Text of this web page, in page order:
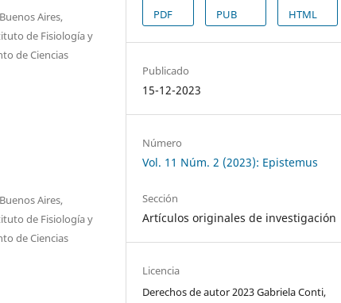
Aires,
de Fisiología y
de Ciencias
Aires,
de Fisiología y
de Ciencias
PDF
PUB
HTML
Publicado
15-12-2023
Número
Vol. 11 Núm. 2 (2023): Epistemus
Sección
Artículos originales de investigación
Licencia
Derechos de autor 2023 Gabriela Conti,